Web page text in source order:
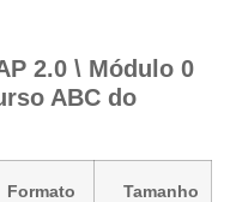
2.0 \ Módulo 0
ABC do
Formato Tamanho